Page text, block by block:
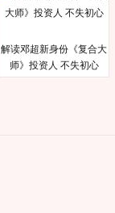
解读邓超新身份《复合大
师》投资人 不失初心